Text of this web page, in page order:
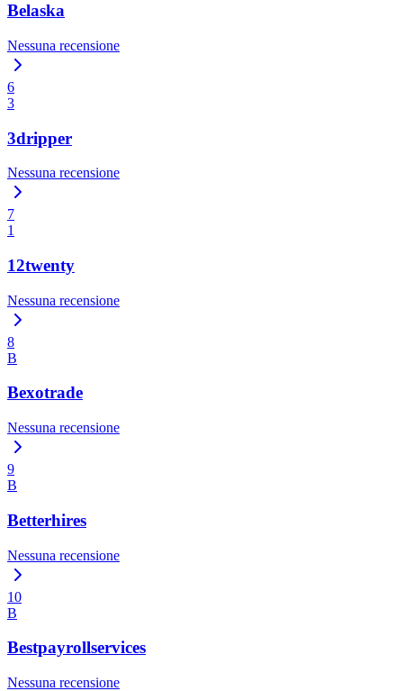
Belaska
Nessuna recensione
6
3
3dripper
Nessuna recensione
7
1
12twenty
Nessuna recensione
8
B
Bexotrade
Nessuna recensione
9
B
Betterhires
Nessuna recensione
10
B
Bestpayrollservices
Nessuna recensione